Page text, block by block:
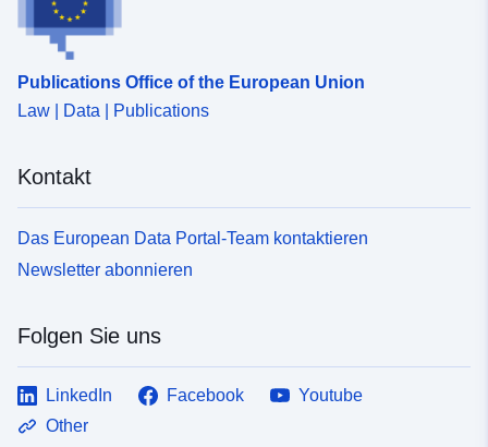
Publications Office of the European Union
Law | Data | Publications
Kontakt
Das European Data Portal-Team kontaktieren
Newsletter abonnieren
Folgen Sie uns
LinkedIn Facebook
Youtube
Other